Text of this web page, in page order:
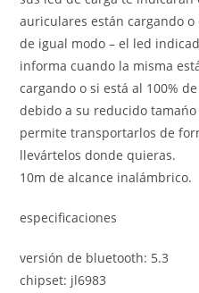
auriculares están cargando
de igual modo – el led
informa cuando la misma
cargando o si está al 100%
debido a su reducido
permite transportarlos de
llevártelos donde quieras.
10m de alcance inalámbrico.
especificaciones
versión de bluetooth: 5.3
chipset: jl6983